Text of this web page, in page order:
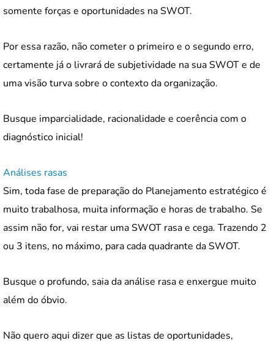
somente forças e oportunidades na SWOT.
Por essa razão, não cometer o primeiro e o segundo erro,
certamente já o livrará de subjetividade na sua SWOT e de
uma visão turva sobre o contexto da organização.
Busque imparcialidade, racionalidade e coerência com o
diagnóstico inicial!
Análises rasas
Sim, toda fase de preparação do Planejamento estratégico é
muito trabalhosa, muita informação e horas de trabalho. Se
assim não for, vai restar uma SWOT rasa e cega. Trazendo 2
ou 3 itens, no máximo, para cada quadrante da SWOT.
Busque o profundo, saia da análise rasa e enxergue muito
além do óbvio.
Não quero aqui dizer que as listas de oportunidades,